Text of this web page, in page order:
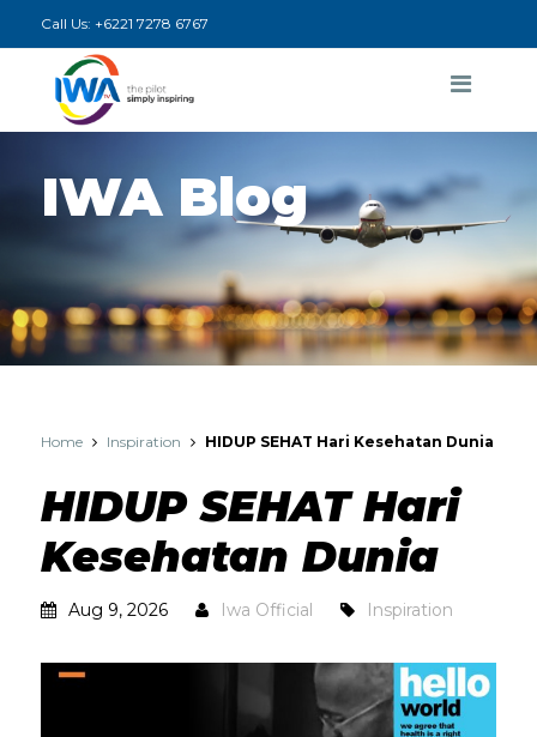
Call Us: +6221 7278 6767
IWA Blog
Home Inspiration HIDUP SEHAT Hari Kesehatan Dunia
HIDUP SEHAT Hari
Kesehatan Dunia
Aug 9, 2026 Iwa Official Inspiration